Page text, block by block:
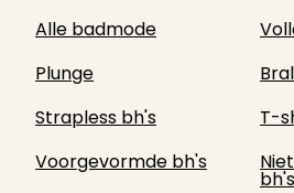
Alle badmode
Plunge
Strapless bh's
T-
Voorgevormde bh's
bh's